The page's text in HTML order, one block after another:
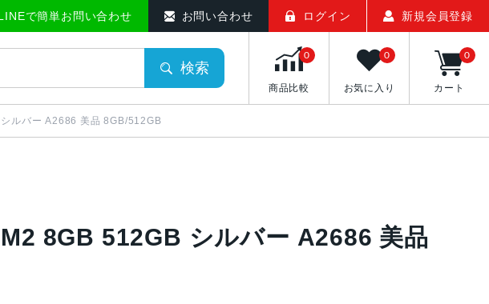
ーケット
で簡単お問い合わせ お問い合わせ ログイン 新規会員登録
検索
商品比較
0
お気に入り
0
カート
0
ルバー A2686 美品 8GB/512GB
8GB 512GB シルバー A2686 美品